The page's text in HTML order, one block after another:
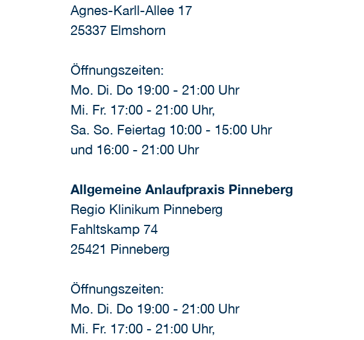
Agnes-Karll-Allee 17
25337 Elmshorn
Öffnungszeiten:
Mo. Di. Do 19:00 - 21:00 Uhr
Mi. Fr. 17:00 - 21:00 Uhr,
Sa. So. Feiertag 10:00 - 15:00 Uhr
und 16:00 - 21:00 Uhr
Allgemeine Anlaufpraxis Pinneberg
Regio Klinikum Pinneberg
Fahltskamp 74
25421 Pinneberg
Öffnungszeiten:
Mo. Di. Do 19:00 - 21:00 Uhr
Mi. Fr. 17:00 - 21:00 Uhr,